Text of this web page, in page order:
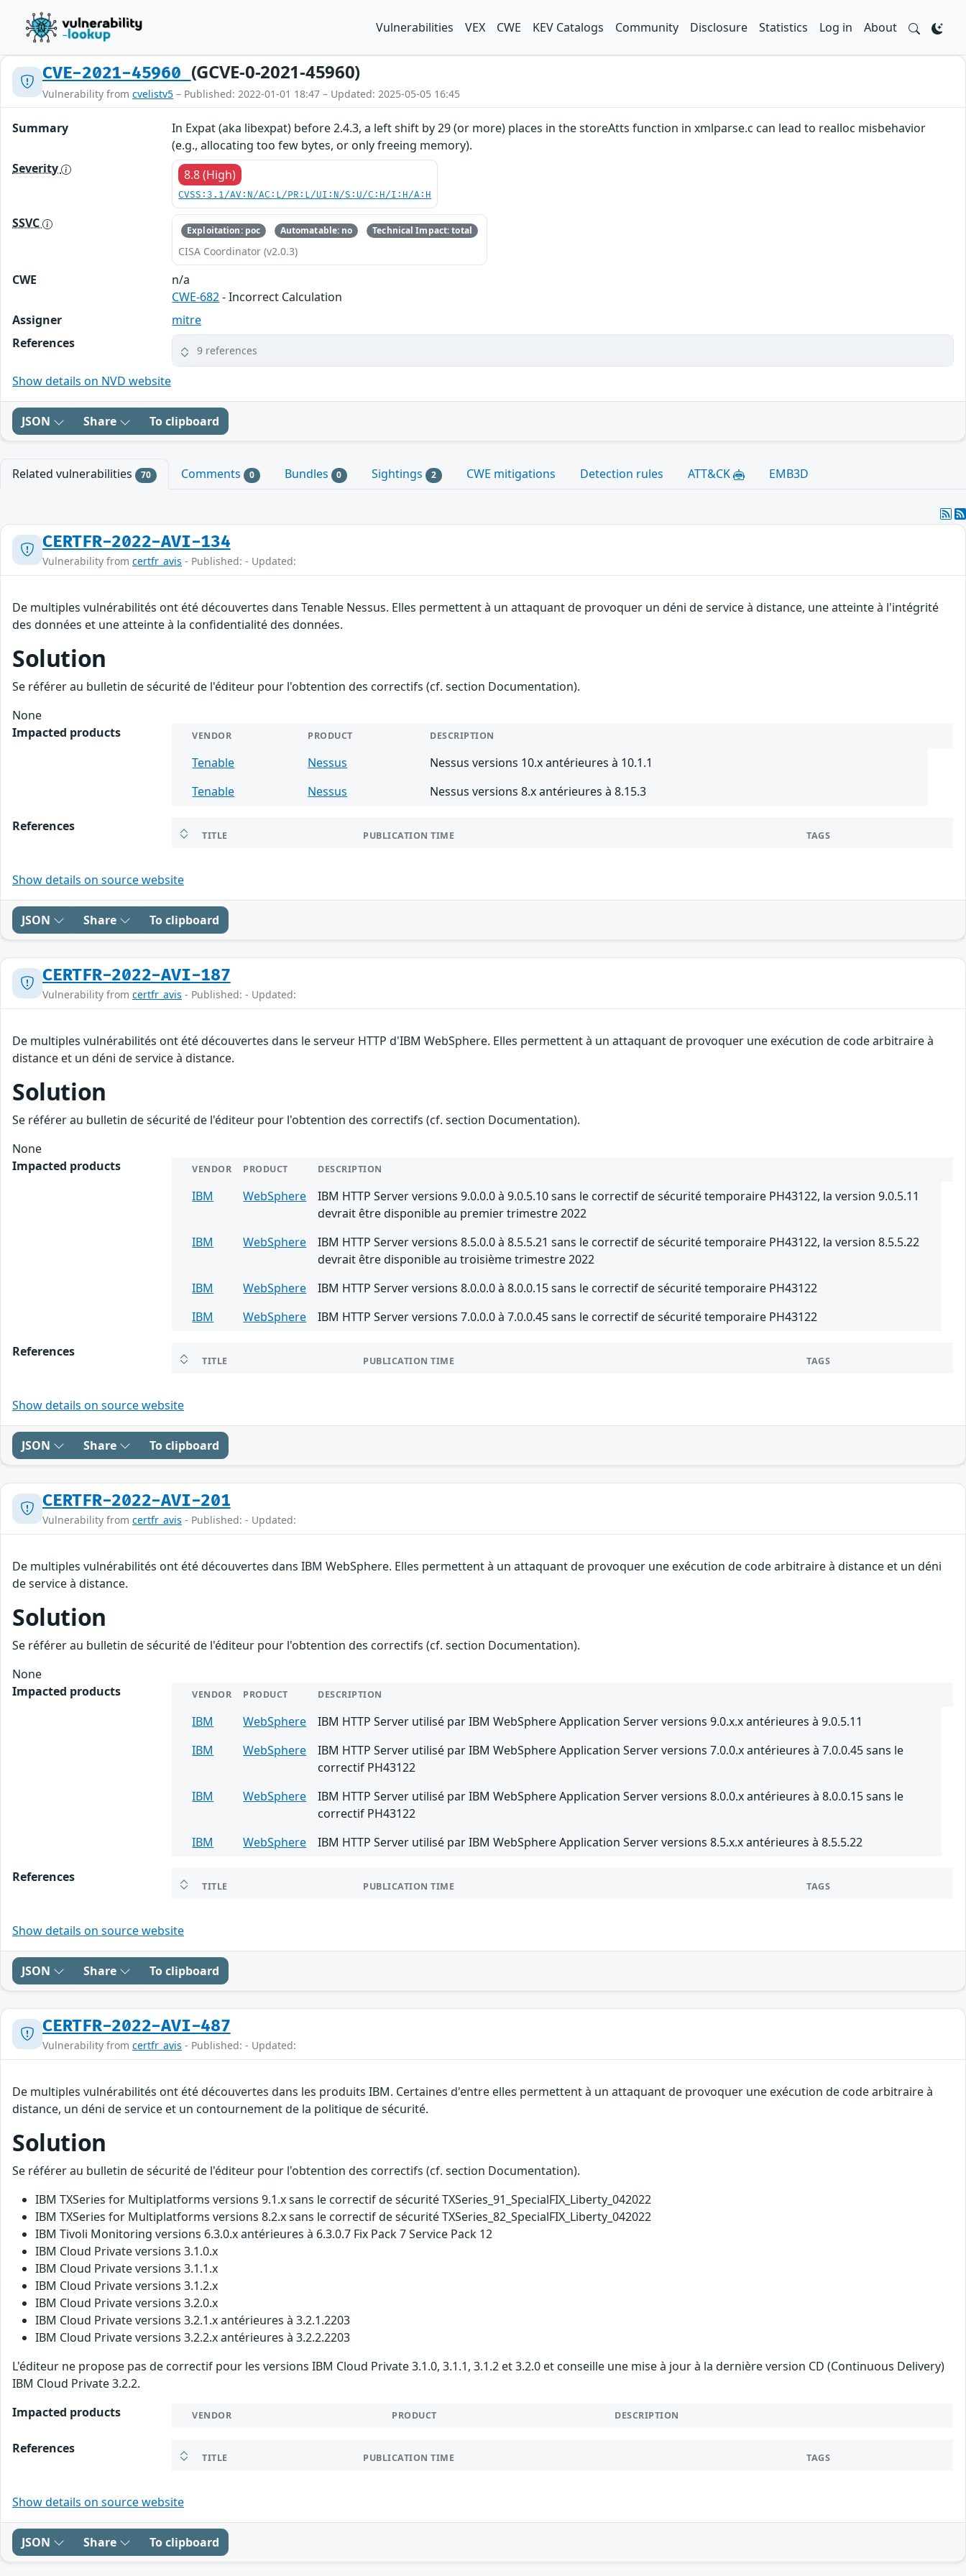
Vulnerabilities VEX CWE KEV Catalogs Community Disclosure Statistics Log in About
CVE-2021-45960 (GCVE-0-2021-45960)
Vulnerability from cvelistv5 – Published: 2022-01-01 18:47 – Updated: 2025-05-05 16:45
Summary
In Expat (aka libexpat) before 2.4.3, a left shift by 29 (or more) places in the storeAtts function in xmlparse.c can lead to realloc misbehavior
(e.g., allocating too few bytes, or only freeing memory).
Severity
8.8 (High)
CVSS:3.1/AV:N/AC:L/PR:L/UI:N/S:U/C:H/I:H/A:H
SSVC Exploitation: poc Automatable: no Technical Impact: total
CISA Coordinator (v2.0.3)
CWE
n/a
CWE-682- Incorrect Calculation
Assigner
mitre
References
9 references
Show details on NVD website
JSON Share To clipboard
Related vulnerabilities 70 Comments 0 Bundles 0 Sightings 2 CWE mitigations Detection rules ATT&CK EMB3D
CERTFR-2022-AVI-134
Vulnerability from certfr_avis - Published: - Updated:
De multiples vulnérabilités ont été découvertes dans Tenable Nessus. Elles permettent à un attaquant de provoquer un déni de service à distance, une atteinte à l'intégrité
des données et une atteinte à la confidentialité des données.
Solution
Se référer au bulletin de sécurité de l'éditeur pour l'obtention des correctifs (cf. section Documentation).
None
Impacted products
VENDOR PRODUCT DESCRIPTION
Tenable Nessus
Nessus versions 10.x antérieures à 10.1.1
Tenable
Nessus Nessus versions 8.x antérieures à 8.15.3
References
TITLE PUBLICATION TIME TAGS
Show details on source website
JSON Share To clipboard
CERTFR-2022-AVI-187
Vulnerability from certfr_avis - Published: - Updated:
De multiples vulnérabilités ont été découvertes dans le serveur HTTP d'IBM WebSphere. Elles permettent à un attaquant de provoquer une exécution de code arbitraire à
distance et un déni de service à distance.
Solution
Se référer au bulletin de sécurité de l'éditeur pour l'obtention des correctifs (cf. section Documentation).
None
Impacted products
VENDOR PRODUCT DESCRIPTION
IBM WebSphere
IBM HTTP Server versions 9.0.0.0 à 9.0.5.10 sans le correctif de sécurité temporaire PH43122, la version 9.0.5.11
devrait être disponible au premier trimestre 2022
IBM
WebSphere
IBM HTTP Server versions 8.5.0.0 à 8.5.5.21 sans le correctif de sécurité temporaire PH43122, la version 8.5.5.22
devrait être disponible au troisième trimestre 2022
IBM
WebSphere
IBM HTTP Server versions 8.0.0.0 à 8.0.0.15 sans le correctif de sécurité temporaire PH43122
IBM
WebSphere IBM HTTP Server versions 7.0.0.0 à 7.0.0.45 sans le correctif de sécurité temporaire PH43122
References
TITLE PUBLICATION TIME TAGS
Show details on source website
JSON Share To clipboard
CERTFR-2022-AVI-201
Vulnerability from certfr_avis - Published: - Updated:
De multiples vulnérabilités ont été découvertes dans IBM WebSphere. Elles permettent à un attaquant de provoquer une exécution de code arbitraire à distance et un déni
de service à distance.
Solution
Se référer au bulletin de sécurité de l'éditeur pour l'obtention des correctifs (cf. section Documentation).
None
Impacted products
VENDOR PRODUCT DESCRIPTION
IBM WebSphere
IBM HTTP Server utilisé par IBM WebSphere Application Server versions 9.0.x.x antérieures à 9.0.5.11
IBM
WebSphere
IBM HTTP Server utilisé par IBM WebSphere Application Server versions 7.0.0.x antérieures à 7.0.0.45 sans le
correctif PH43122
IBM
WebSphere
IBM HTTP Server utilisé par IBM WebSphere Application Server versions 8.0.0.x antérieures à 8.0.0.15 sans le
correctif PH43122
IBM
WebSphere IBM HTTP Server utilisé par IBM WebSphere Application Server versions 8.5.x.x antérieures à 8.5.5.22
References
TITLE PUBLICATION TIME TAGS
Show details on source website
JSON Share To clipboard
CERTFR-2022-AVI-487
Vulnerability from certfr_avis - Published: - Updated:
De multiples vulnérabilités ont été découvertes dans les produits IBM. Certaines d'entre elles permettent à un attaquant de provoquer une exécution de code arbitraire à
distance, un déni de service et un contournement de la politique de sécurité.
Solution
Se référer au bulletin de sécurité de l'éditeur pour l'obtention des correctifs (cf. section Documentation).
IBM TXSeries for Multiplatforms versions 9.1.x sans le correctif de sécurité TXSeries_91_SpecialFIX_Liberty_042022
IBM TXSeries for Multiplatforms versions 8.2.x sans le correctif de sécurité TXSeries_82_SpecialFIX_Liberty_042022
IBM Tivoli Monitoring versions 6.3.0.x antérieures à 6.3.0.7 Fix Pack 7 Service Pack 12
IBM Cloud Private versions 3.1.0.x
IBM Cloud Private versions 3.1.1.x
IBM Cloud Private versions 3.1.2.x
IBM Cloud Private versions 3.2.0.x
IBM Cloud Private versions 3.2.1.x antérieures à 3.2.1.2203
IBM Cloud Private versions 3.2.2.x antérieures à 3.2.2.2203
L'éditeur ne propose pas de correctif pour les versions IBM Cloud Private 3.1.0, 3.1.1, 3.1.2 et 3.2.0 et conseille une mise à jour à la dernière version CD (Continuous Delivery)
IBM Cloud Private 3.2.2.
Impacted products
VENDOR PRODUCT DESCRIPTION
References
TITLE PUBLICATION TIME TAGS
Show details on source website
JSON Share To clipboard